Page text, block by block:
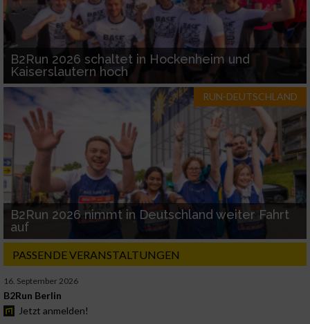
B2Run 2026 schaltet in Hockenheim und
Kaiserslautern hoch
RUN-DEUTSCHLAND
B2Run 2026 nimmt in Deutschland weiter Fahrt
auf
PASSENDE VERANSTALTUNGEN
16. September 2026
B2Run Berlin
Jetzt anmelden!